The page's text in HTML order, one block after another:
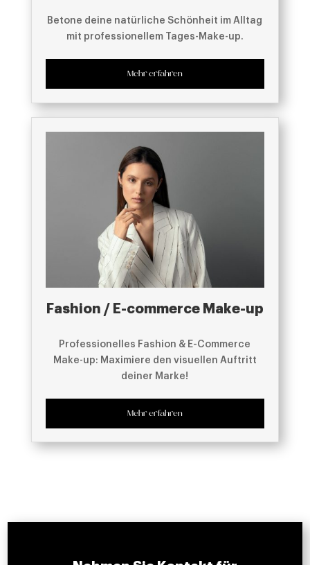
Betone deine natürliche Schönheit im Alltag
mit professionellem Tages-Make-up.
Mehr erfahren
Fashion / E-commerce Make-up
Professionelles Fashion & E-Commerce
Make-up: Maximiere den visuellen Auftritt
deiner Marke!
Mehr erfahren